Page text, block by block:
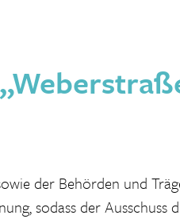
der Behörden und
sodass der Ausschuss